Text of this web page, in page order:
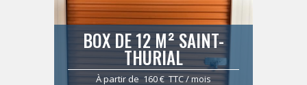
BOX DE 12 M² SAINT-
THURIAL
À partir de 160 € TTC / mois